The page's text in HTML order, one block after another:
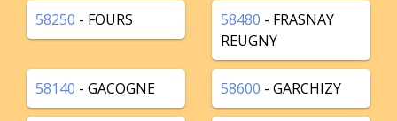
58250 - FOURS 58480 - FRASNAY
REUGNY
58140 - GACOGNE 58600 - GARCHIZY